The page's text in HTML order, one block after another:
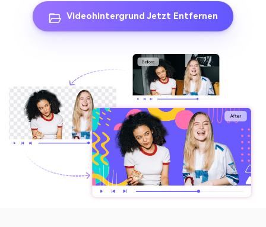
Videohintergrund Jetzt Entfernen